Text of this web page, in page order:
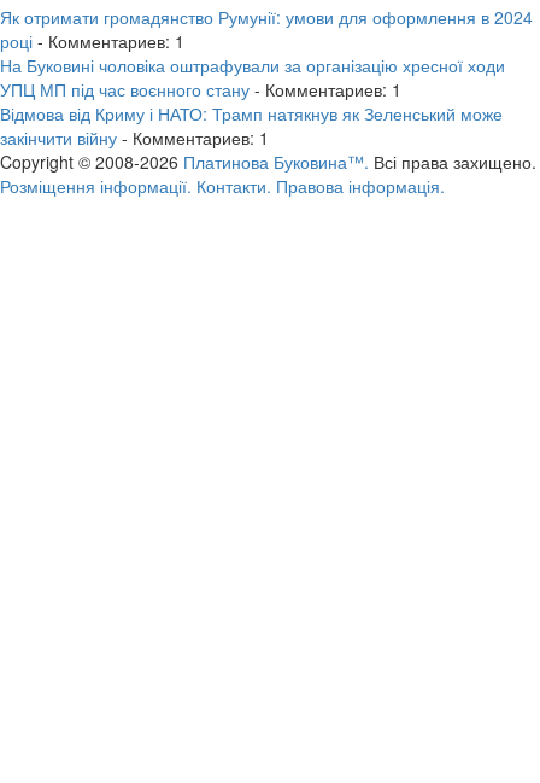
Як отримати громадянство Румунії: умови для оформлення в 2024
році - Комментариев: 1
На Буковині чоловіка оштрафували за організацію хресної ходи
УПЦ МП під час воєнного стану - Комментариев: 1
Відмова від Криму і НАТО: Трамп натякнув як Зеленський може
закінчити війну - Комментариев: 1
Copyright © 2008-2026 Платинова Буковина™. Всі права захищено.
Розміщення інформації. Контакти. Правова інформація.